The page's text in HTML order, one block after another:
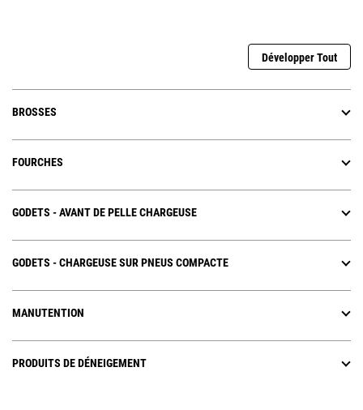
Développer Tout
BROSSES
FOURCHES
GODETS - AVANT DE PELLE CHARGEUSE
GODETS - CHARGEUSE SUR PNEUS COMPACTE
MANUTENTION
PRODUITS DE DÉNEIGEMENT